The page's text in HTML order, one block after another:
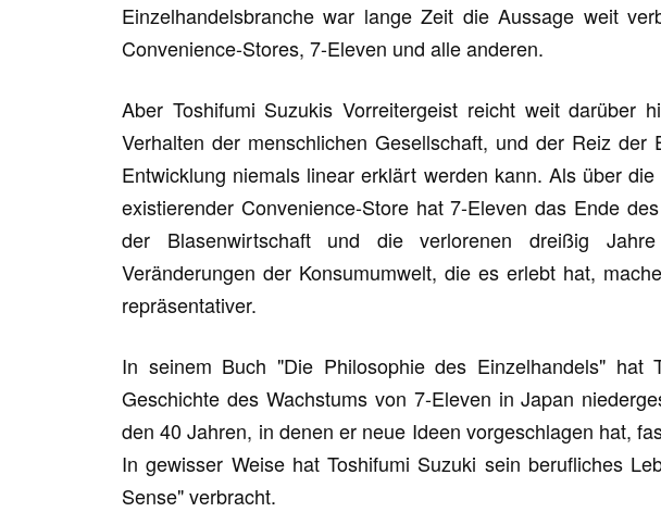
Einzelhandelsbranche war lange Zeit die Aussage weit
Convenience-Stores, 7-Eleven und alle anderen.
Aber Toshifumi Suzukis Vorreitergeist reicht weit darüber
Verhalten der menschlichen Gesellschaft, und der Reiz der
Entwicklung niemals linear erklärt werden kann. Als über
existierender Convenience-Store hat 7-Eleven das Ende
der Blasenwirtschaft und die verlorenen dreißig
Veränderungen der Konsumumwelt, die es erlebt hat,
repräsentativer.
In seinem Buch "Die Philosophie des Einzelhandels" hat
Geschichte des Wachstums von 7-Eleven in Japan
den 40 Jahren, in denen er neue Ideen vorgeschlagen hat,
In gewisser Weise hat Toshifumi Suzuki sein berufliches
Sense" verbracht.